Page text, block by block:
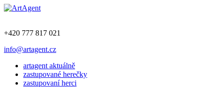
+420 777 817 021
info@artagent.cz
artagent aktuálně
zastupované herečky
zastupovaní herci